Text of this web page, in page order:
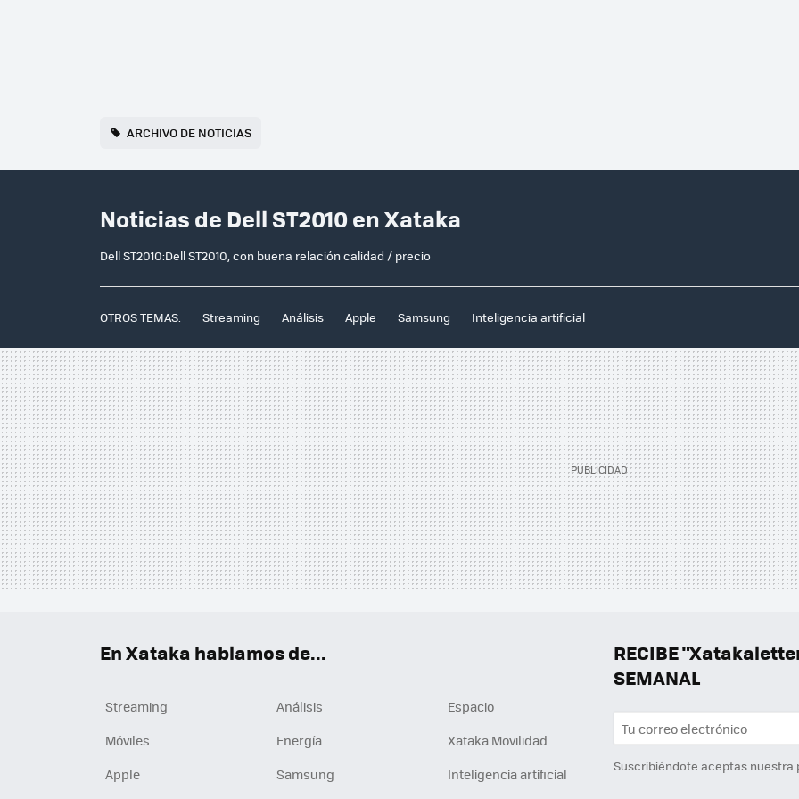
ARCHIVO DE NOTICIAS
Noticias de Dell ST2010 en Xataka
Dell ST2010:Dell ST2010, con buena relación calidad / precio
OTROS TEMAS: Streaming Análisis Apple Samsung Inteligencia artificial
RECIBE
SEMANAL
Suscribiéndote aceptas nuestra
En Xataka hablamos de...
Streaming Análisis
Espacio
Móviles
Energía
Xataka Movilidad
Apple
Samsung Inteligencia artificial